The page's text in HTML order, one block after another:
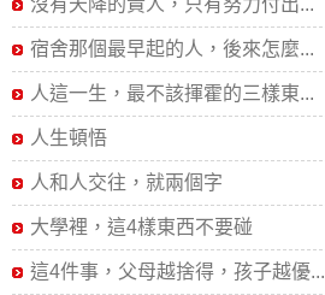
沒有天降的貴人，只有努力付出...
宿舍那個最早起的人，後來怎麼...
人這一生，最不該揮霍的三樣東...
人生頓悟
人和人交往，就兩個字
大學裡，這4樣東西不要碰
這4件事，父母越捨得，孩子越優...